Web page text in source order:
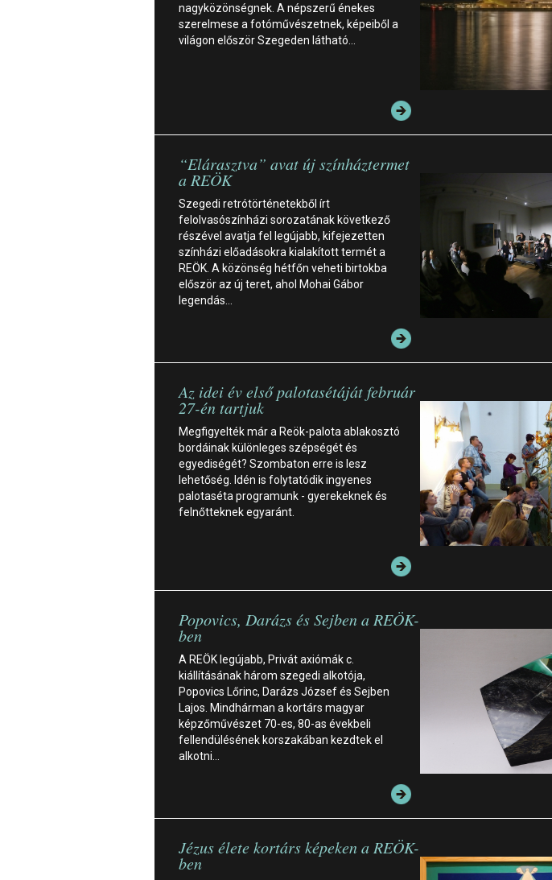
nagyközönségnek. A népszerű énekes
szerelmese a fotóművészetnek, képeiből a
világon először Szegeden látható…
“Elárasztva” avat új színháztermet
a REÖK
Szegedi retrótörténetekből írt
felolvasószínházi sorozatának következő
részével avatja fel legújabb, kifejezetten
színházi előadásokra kialakított termét a
REÖK. A közönség hétfőn veheti birtokba
először az új teret, ahol Mohai Gábor
legendás…
Az idei év első palotasétáját február
27-én tartjuk
Megfigyelték már a Reök-palota ablakosztó
bordáinak különleges szépségét és
egyediségét? Szombaton erre is lesz
lehetőség. Idén is folytatódik ingyenes
palotaséta programunk - gyerekeknek és
felnőtteknek egyaránt.
Popovics, Darázs és Sejben a REÖK-
ben
A REÖK legújabb, Privát axiómák c.
kiállításának három szegedi alkotója,
Popovics Lőrinc, Darázs József és Sejben
Lajos. Mindhárman a kortárs magyar
képzőművészet 70-es, 80-as évekbeli
fellendülésének korszakában kezdtek el
alkotni…
Jézus élete kortárs képeken a REÖK-
ben